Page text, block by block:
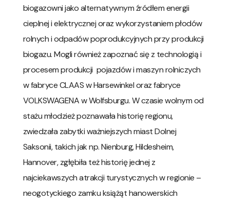
biogazowni jako alternatywnym źródłem energii
cieplnej i elektrycznej oraz wykorzystaniem płodów
rolnych i odpadów poprodukcyjnych przy produkcji
biogazu. Mogli również zapoznać się z technologią i
procesem produkcji pojazdów i maszyn rolniczych
w fabryce CLAAS w Harsewinkel oraz fabryce
VOLKSWAGENA w Wolfsburgu. W czasie wolnym od
stażu młodzież poznawała historię regionu,
zwiedzała zabytki ważniejszych miast Dolnej
Saksonii, takich jak np. Nienburg, Hildesheim,
Hannover, zgłębiła też historię jednej z
najciekawszych atrakcji turystycznych w regionie –
neogotyckiego zamku książąt hanowerskich